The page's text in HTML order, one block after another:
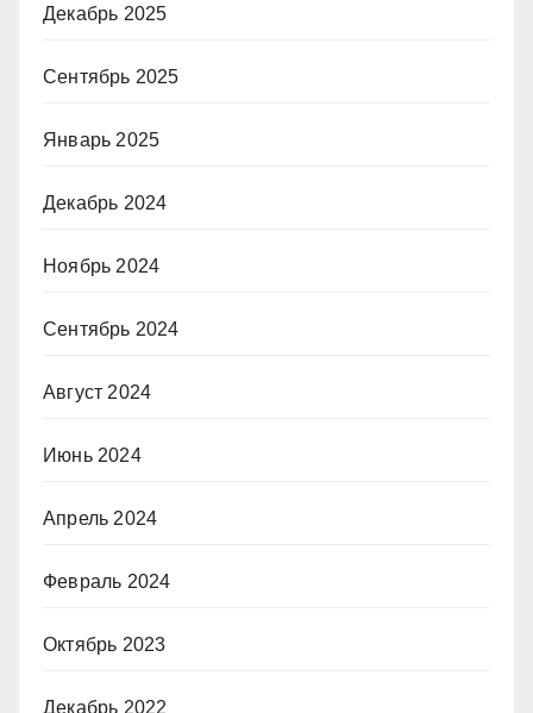
Декабрь 2025
Сентябрь 2025
Январь 2025
Декабрь 2024
Ноябрь 2024
Сентябрь 2024
Август 2024
Июнь 2024
Апрель 2024
Февраль 2024
Октябрь 2023
Декабрь 2022